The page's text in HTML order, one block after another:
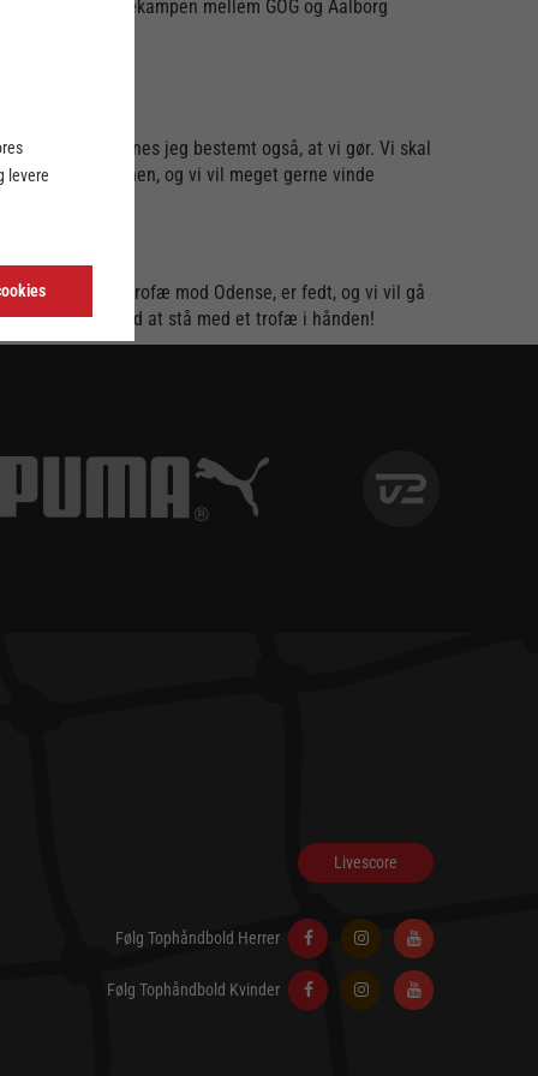
udover herrekampen mellem GOG og Aalborg
år, men det synes jeg bestemt også, at vi gør. Vi skal
til sæsonen, og vi vil meget gerne vinde
spille om et trofæ mod Odense, er fedt, og vi vil gå
gøre det på end at stå med et trofæ i hånden!
Livescore
Følg Tophåndbold Herrer
Følg Tophåndbold Kvinder
levere